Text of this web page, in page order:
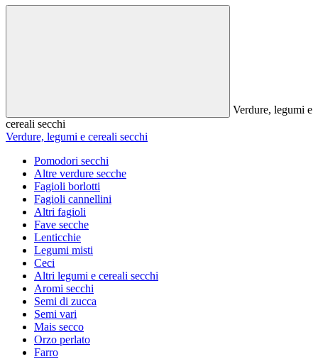
Verdure, legumi e
cereali secchi
Verdure, legumi e cereali secchi
Pomodori secchi
Altre verdure secche
Fagioli borlotti
Fagioli cannellini
Altri fagioli
Fave secche
Lenticchie
Legumi misti
Ceci
Altri legumi e cereali secchi
Aromi secchi
Semi di zucca
Semi vari
Mais secco
Orzo perlato
Farro